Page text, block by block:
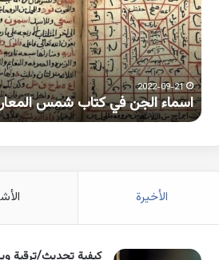
كتاب
شمس
المعارف
2022-09-21
اسماء الجن في كتاب شمس
الأخيرة
كيفية تحديث/ترقية